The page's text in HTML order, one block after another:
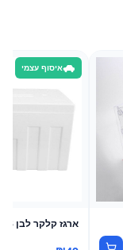
איסוף עצמי
ארגז קלקר לבן 35/52/43 ס"מ